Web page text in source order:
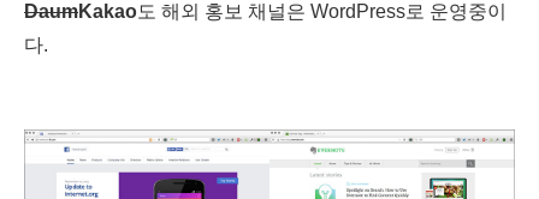
DaumKakao도 해외 홍보 채널은 WordPress로 운영중이
다.